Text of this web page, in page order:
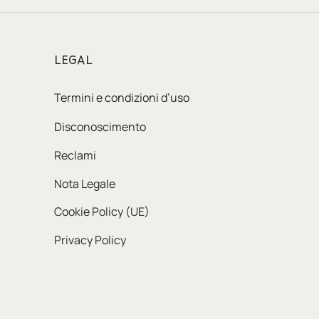
LEGAL
Termini e condizioni d’uso
Disconoscimento
Reclami
Nota Legale
Cookie Policy (UE)
Privacy Policy